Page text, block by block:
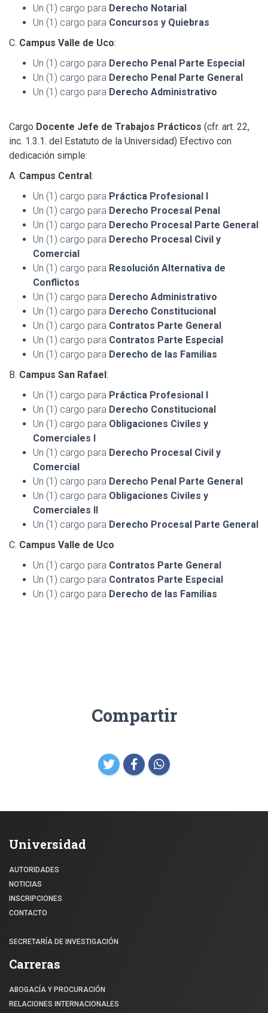
Un (1) cargo para Derecho Notarial
Un (1) cargo para Concursos y Quiebras
C. Campus Valle de Uco:
Un (1) cargo para Derecho Penal Parte Especial
Un (1) cargo para Derecho Penal Parte General
Un (1) cargo para Derecho Administrativo
Cargo Docente Jefe de Trabajos Prácticos (cfr. art. 22,
inc. 1.3.1. del Estatuto de la Universidad) Efectivo con
dedicación simple:
A. Campus Central:
Un (1) cargo para Práctica Profesional I
Un (1) cargo para Derecho Procesal Penal
Un (1) cargo para Derecho Procesal Parte General
Un (1) cargo para Derecho Procesal Civil y
Comercial
Un (1) cargo para Resolución Alternativa de
Conflictos
Un (1) cargo para Derecho Administrativo
Un (1) cargo para Derecho Constitucional
Un (1) cargo para Contratos Parte General
Un (1) cargo para Contratos Parte Especial
Un (1) cargo para Derecho de las Familias
B. Campus San Rafael:
Un (1) cargo para Práctica Profesional I
Un (1) cargo para Derecho Constitucional
Un (1) cargo para Obligaciones Civiles y
Comerciales I
Un (1) cargo para Derecho Procesal Civil y
Comercial
Un (1) cargo para Derecho Penal Parte General
Un (1) cargo para Obligaciones Civiles y
Comerciales II
Un (1) cargo para Derecho Procesal Parte General
C. Campus Valle de Uco
Un (1) cargo para Contratos Parte General
Un (1) cargo para Contratos Parte Especial
Un (1) cargo para Derecho de las Familias
Compartir
Universidad
AUTORIDADES
NOTICIAS
INSCRIPCIONES
CONTACTO
SECRETARÍA DE INVESTIGACIÓN
Carreras
ABOGACÍA Y PROCURACIÓN
RELACIONES INTERNACIONALES